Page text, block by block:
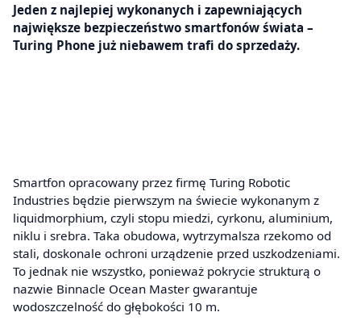
Jeden z najlepiej wykonanych i zapewniających
największe bezpieczeństwo smartfonów świata –
Turing Phone już niebawem trafi do sprzedaży.
Smartfon opracowany przez firmę Turing Robotic
Industries będzie pierwszym na świecie wykonanym z
liquidmorphium, czyli stopu miedzi, cyrkonu, aluminium,
niklu i srebra. Taka obudowa, wytrzymalsza rzekomo od
stali, doskonale ochroni urządzenie przed uszkodzeniami.
To jednak nie wszystko, ponieważ pokrycie strukturą o
nazwie Binnacle Ocean Master gwarantuje
wodoszczelność do głębokości 10 m.